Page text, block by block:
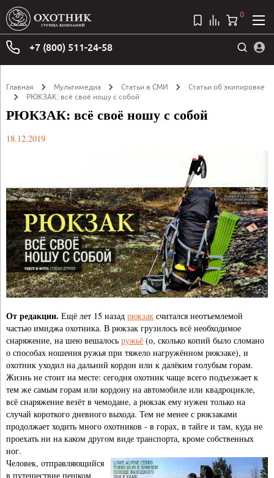
+7 (800) 511-24-58
0
Главная Мультимедиа Статьи в СМИ
Статьи об экипировке
РЮКЗАК: всё своё ношу с собой
РЮКЗАК: всё своё ношу с собой
18.12.2019
От редакции. Ещё лет 15 назад рюкзак считался неотъемлемой
частью имиджа охотника. В рюкзак грузилось всё необходимое
снаряжение, на шею вешалось ружьё (о, сколько копий было сломано
о способах ношения ружья при тяжело нагружённом рюкзаке), и
охотник уходил на дальний кордон или к далёким голубым горам.
Жизнь не стоит на месте: сегодня охотник чаще всего подъезжает к
тем же самым горам или кордону на автомобиле или квадроцикле,
всё снаряжение везёт в чемодане, а рюкзак ему нужен только на
случай короткого дневного выхода. Тем не менее с рюкзаками
продолжает ходить много охотников - в горах, в тайге и там, куда не
проехать ни на каком другом виде транспорта, кроме собственных
ног.
Человек, отправляющийся
в путешествие пешком,